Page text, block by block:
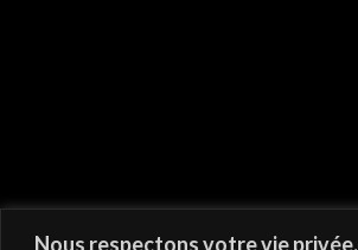
Nous respectons votre vie privée.